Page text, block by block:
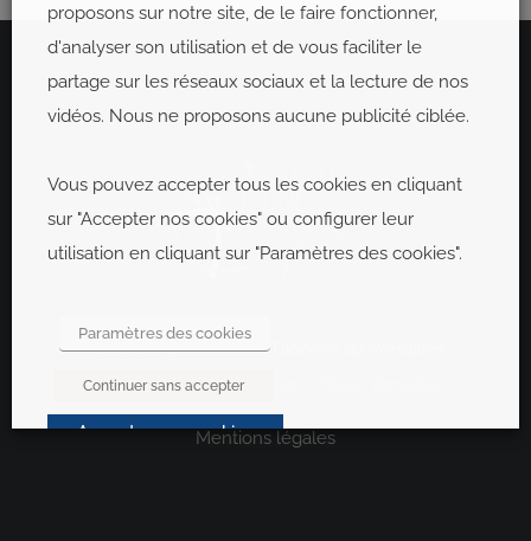
Pastorale des Jeunes |
16 rue Monseigneur Gibier | 78000 Versailles
Mentions légales
proposons sur notre site, de le faire fonctionner,
d'analyser son utilisation et de vous faciliter le
partage sur les réseaux sociaux et la lecture de nos
vidéos. Nous ne proposons aucune publicité ciblée.
Vous pouvez accepter tous les cookies en cliquant
sur "Accepter nos cookies" ou configurer leur
utilisation en cliquant sur "Paramètres des cookies".
Paramètres des cookies
Continuer sans accepter
Accepter nos cookies